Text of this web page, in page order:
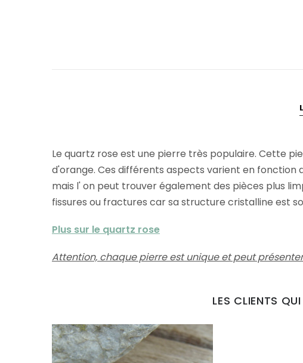
Le quartz rose est une pierre très populaire. Cette
d'orange. Ces différents aspects varient en fonction
mais l' on peut trouver également des pièces plus
fissures ou fractures car sa structure cristalline est
Plus sur le quartz rose
Attention, chaque pierre est unique et peut
LES CLIENTS